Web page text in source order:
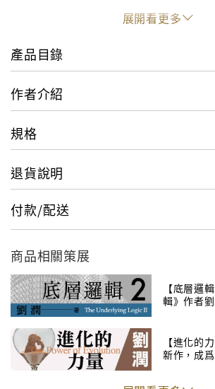
「換個想法，辛苦就不再辛苦了！」
知名料理大師侯布雄的左右手，登上富
作自己的優勢。」
廚．KEISUKE MATSUSHIMA主廚松島
「正因為選擇少，才有機會！」
全球知名三星餐廳「雅典娜廣場酒店」
Restaurant Kei主廚小林圭
「不在同一個舞台上競爭，用自己的強
榮獲「米其林指南法國版」星級評鑑．
「將缺點視為強項！」
展開看更多
產品目錄
作者介紹
規格
退貨說明
付款/配送
商品相關策展
【底層邏
輯》作者
【進化的
新作，成